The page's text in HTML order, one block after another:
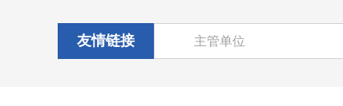
友情链接 主管单位